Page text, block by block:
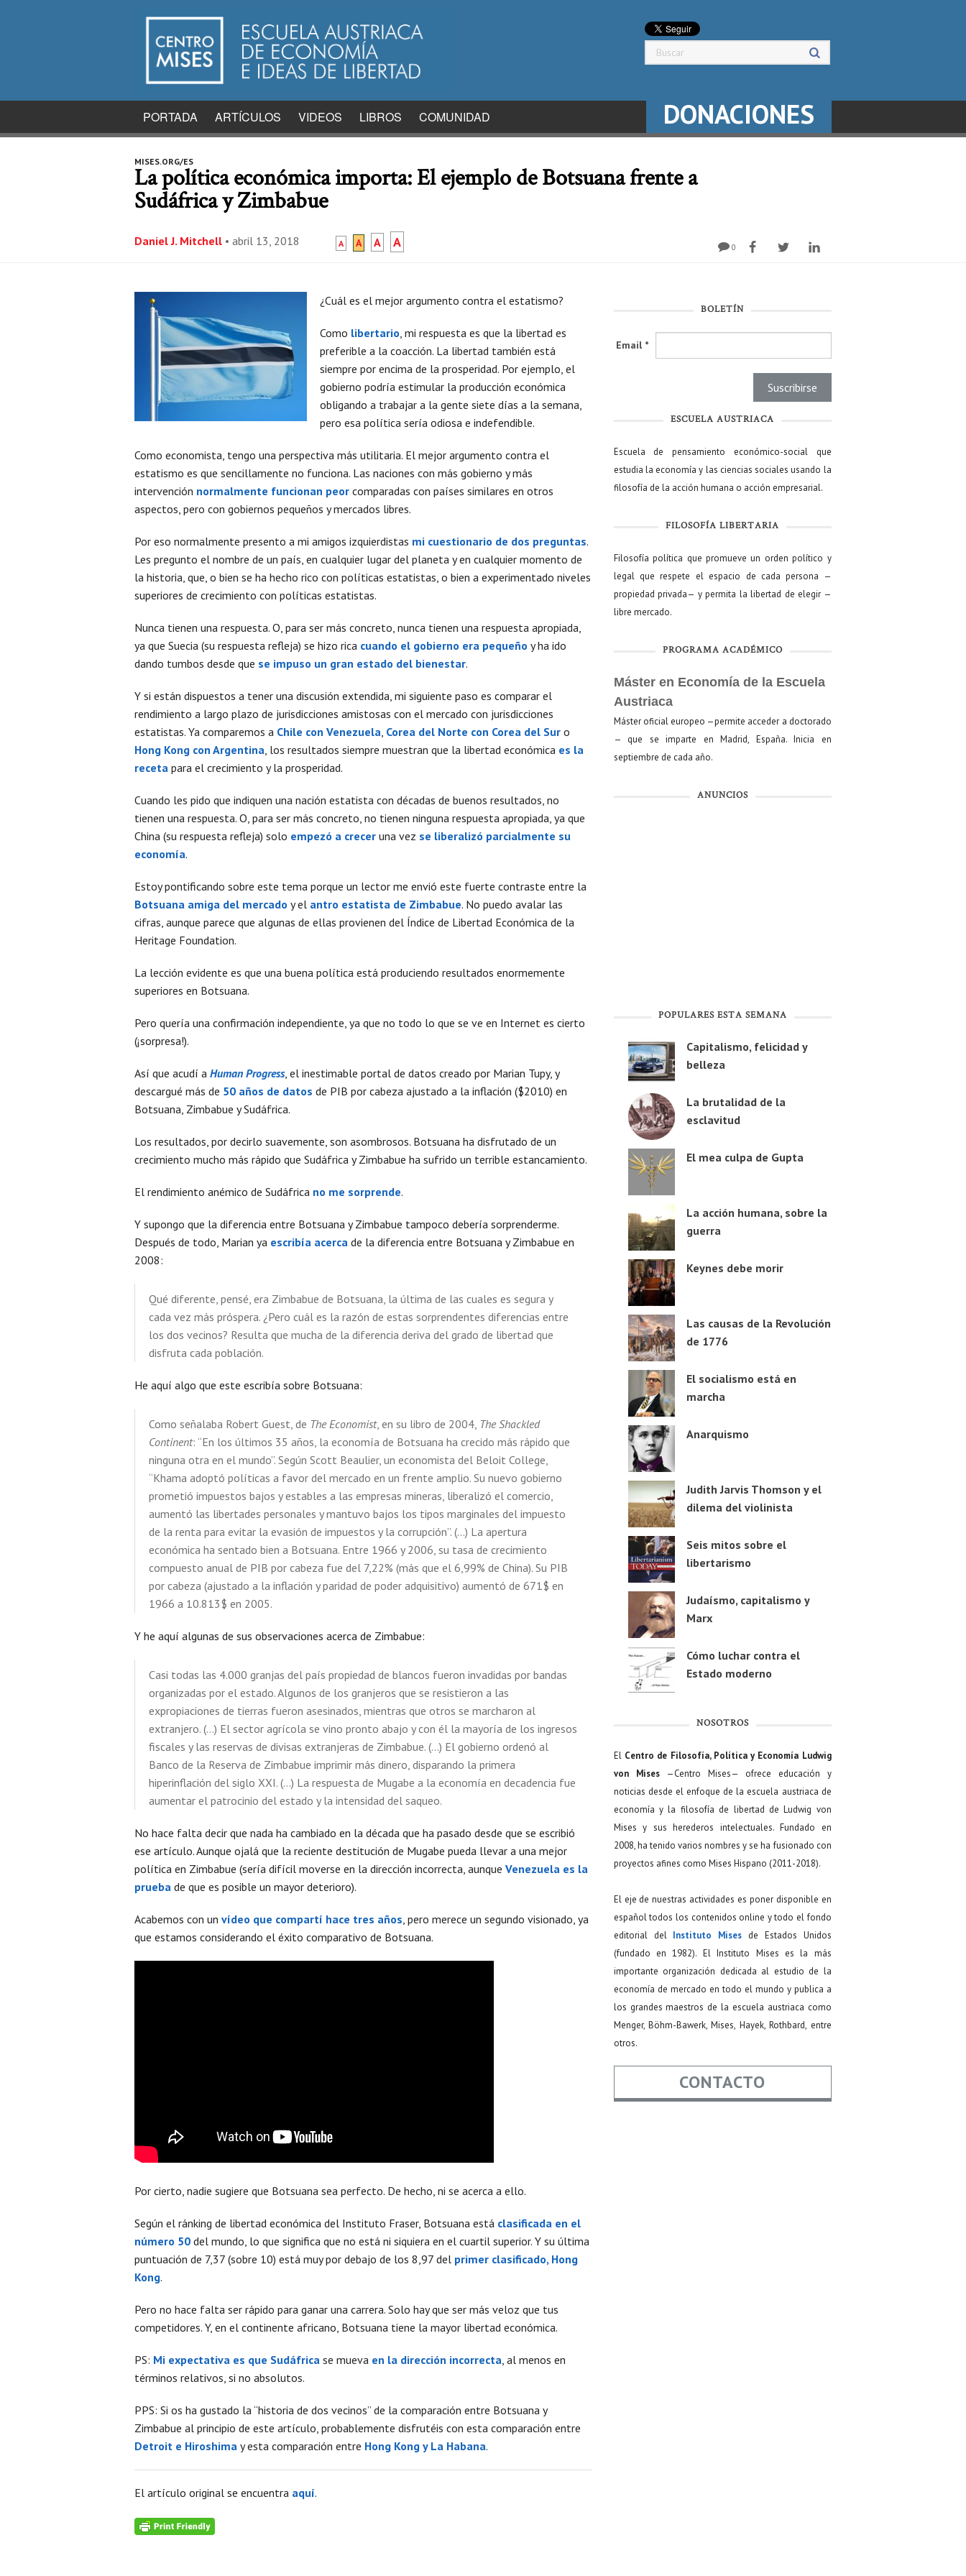
PORTADA ARTÍCULOS VIDEOS LIBROS COMUNIDAD DONACIONES
MISES.ORG/ES
La política económica importa: El ejemplo de Botsuana frente a
Sudáfrica y Zimbabue
Daniel J. Mitchell • abril 13, 2018 A A A A 0
¿Cuál es el mejor argumento contra el estatismo?
Como libertario , mi respuesta es que la libertad es
preferible a la coacción. La libertad también está
siempre por encima de la prosperidad. Por ejemplo, el
gobierno podría estimular la producción económica
obligando a trabajar a la gente siete días a la semana,
pero esa política sería odiosa e indefendible.
Como economista, tengo una perspectiva más utilitaria. El mejor argumento contra el
estatismo es que sencillamente no funciona. Las naciones con más gobierno y más
intervención normalmente funcionan peor comparadas con países similares en otros
aspectos, pero con gobiernos pequeños y mercados libres.
Por eso normalmente presento a mi amigos izquierdistas mi cuestionario de dos preguntas.
Les pregunto el nombre de un país, en cualquier lugar del planeta y en cualquier momento de
la historia, que, o bien se ha hecho rico con políticas estatistas, o bien a experimentado niveles
superiores de crecimiento con políticas estatistas.
Nunca tienen una respuesta. O, para ser más concreto, nunca tienen una respuesta apropiada,
ya que Suecia (su respuesta refleja) se hizo rica cuando el gobierno era pequeño y ha ido
dando tumbos desde que se impuso un gran estado del bienestar.
Y si están dispuestos a tener una discusión extendida, mi siguiente paso es comparar el
rendimiento a largo plazo de jurisdicciones amistosas con el mercado con jurisdicciones
estatistas. Ya comparemos a Chile con Venezuela Corea del Norte con Corea del Sur o
Hong Kong con Argentina , los resultados siempre muestran que la libertad económica es la
receta para el crecimiento y la prosperidad.
Cuando les pido que indiquen una nación estatista con décadas de buenos resultados, no
tienen una respuesta. O, para ser más concreto, no tienen ninguna respuesta apropiada, ya que
China (su respuesta refleja) solo empezó a crecer una vez se liberalizó parcialmente su
economía.
Estoy pontificando sobre este tema porque un lector me envió este fuerte contraste entre la
Botsuana amiga del mercado y el antro estatista de Zimbabue. No puedo avalar las
cifras, aunque parece que algunas de ellas provienen del Índice de Libertad Económica de la
Heritage Foundation.
La lección evidente es que una buena política está produciendo resultados enormemente
superiores en Botsuana.
Pero quería una confirmación independiente, ya que no todo lo que se ve en Internet es cierto
(¡sorpresa!).
Así que acudí a Human Progress, el inestimable portal de datos creado por Marian Tupy, y
descargué más de 50 años de datos de PIB por cabeza ajustado a la inflación ($2010) en
Botsuana, Zimbabue y Sudáfrica.
Los resultados, por decirlo suavemente, son asombrosos. Botsuana ha disfrutado de un
crecimiento mucho más rápido que Sudáfrica y Zimbabue ha sufrido un terrible estancamiento.
El rendimiento anémico de Sudáfrica no me sorprende.
Y supongo que la diferencia entre Botsuana y Zimbabue tampoco debería sorprenderme.
Después de todo, Marian ya escribía acerca de la diferencia entre Botsuana y Zimbabue en
2008:
Qué diferente, pensé, era Zimbabue de Botsuana, la última de las cuales es segura y
cada vez más próspera. ¿Pero cuál es la razón de estas sorprendentes diferencias entre
los dos vecinos? Resulta que mucha de la diferencia deriva del grado de libertad que
disfruta cada población.
He aquí algo que este escribía sobre Botsuana:
Como señalaba Robert Guest, de The Economist, en su libro de 2004, The Shackled
Continent: “En los últimos 35 años, la economía de Botsuana ha crecido más rápido que
ninguna otra en el mundo”. Según Scott Beaulier, un economista del Beloit College,
“Khama adoptó políticas a favor del mercado en un frente amplio. Su nuevo gobierno
prometió impuestos bajos y estables a las empresas mineras, liberalizó el comercio,
aumentó las libertades personales y mantuvo bajos los tipos marginales del impuesto
de la renta para evitar la evasión de impuestos y la corrupción”. (…) La apertura
económica ha sentado bien a Botsuana. Entre 1966 y 2006, su tasa de crecimiento
compuesto anual de PIB por cabeza fue del 7,22% (más que el 6,99% de China). Su PIB
por cabeza (ajustado a la inflación y paridad de poder adquisitivo) aumentó de 671$ en
1966 a 10.813$ en 2005.
Y he aquí algunas de sus observaciones acerca de Zimbabue:
Casi todas las 4.000 granjas del país propiedad de blancos fueron invadidas por bandas
organizadas por el estado. Algunos de los granjeros que se resistieron a las
expropiaciones de tierras fueron asesinados, mientras que otros se marcharon al
extranjero. (…) El sector agrícola se vino pronto abajo y con él la mayoría de los ingresos
fiscales y las reservas de divisas extranjeras de Zimbabue. (…) El gobierno ordenó al
Banco de la Reserva de Zimbabue imprimir más dinero, disparando la primera
hiperinflación del siglo XXI. (…) La respuesta de Mugabe a la economía en decadencia fue
aumentar el patrocinio del estado y la intensidad del saqueo.
No hace falta decir que nada ha cambiado en la década que ha pasado desde que se escribió
ese artículo. Aunque ojalá que la reciente destitución de Mugabe pueda llevar a una mejor
política en Zimbabue (sería difícil moverse en la dirección incorrecta, aunque Venezuela es la
prueba de que es posible un mayor deterioro).
Acabemos con un vídeo que compartí hace tres años , pero merece un segundo visionado, ya
que estamos considerando el éxito comparativo de Botsuana.
Por cierto, nadie sugiere que Botsuana sea perfecto. De hecho, ni se acerca a ello.
Según el ránking de libertad económica del Instituto Fraser, Botsuana está clasificada en el
número 50 del mundo, lo que significa que no está ni siquiera en el cuartil superior. Y su última
puntuación de 7,37 (sobre 10) está muy por debajo de los 8,97 del primer clasificado, Hong
Kong.
Pero no hace falta ser rápido para ganar una carrera. Solo hay que ser más veloz que tus
competidores. Y, en el continente africano, Botsuana tiene la mayor libertad económica.
PS: Mi expectativa es que Sudáfrica se mueva en la dirección incorrecta , al menos en
términos relativos, si no absolutos.
PPS: Si os ha gustado la “historia de dos vecinos” de la comparación entre Botsuana y
Zimbabue al principio de este artículo, probablemente disfrutéis con esta comparación entre
Detroit e Hiroshima y esta comparación entre Hong Kong y La Habana.
El artículo original se encuentra aquí.
BOLETÍN
Email *
ESCUELA AUSTRIACA
Escuela de pensamiento económico-social que
estudia la economía y las ciencias sociales usando la
filosofía de la acción humana o acción empresarial.
FILOSOFÍA LIBERTARIA
Filosofía política que promueve un orden político y
legal que respete el espacio de cada persona —
propiedad privada— y permita la libertad de elegir —
libre mercado.
PROGRAMA ACADÉMICO
Máster en Economía de la Escuela
Austriaca
Máster oficial europeo —permite acceder a doctorado
— que se imparte en Madrid, España. Inicia en
septiembre de cada año.
ANUNCIOS
POPULARES ESTA SEMANA
Capitalismo, felicidad y
belleza
La brutalidad de la
esclavitud
El mea culpa de Gupta
La acción humana, sobre la
guerra
Keynes debe morir
Las causas de la Revolución
de 1776
El socialismo está en
marcha
Anarquismo
Judith Jarvis Thomson y el
dilema del violinista
Seis mitos sobre el
libertarismo
Judaísmo, capitalismo y
Marx
Cómo luchar contra el
Estado moderno
NOSOTROS
El Centro de Filosofía, Política y Economía Ludwig
von Mises—Centro Mises— ofrece educación y
noticias desde el enfoque de la escuela austriaca de
economía y la filosofía de libertad de Ludwig von
Mises y sus herederos intelectuales. Fundado en
2008, ha tenido varios nombres y se ha fusionado con
proyectos afines como Mises Hispano (2011-2018).
El eje de nuestras actividades es poner disponible en
español todos los contenidos online y todo el fondo
editorial del Instituto Mises de Estados Unidos
(fundado en 1982). El Instituto Mises es la más
importante organización dedicada al estudio de la
economía de mercado en todo el mundo y publica a
los grandes maestros de la escuela austriaca como
Menger, Böhm-Bawerk, Mises, Hayek, Rothbard, entre
otros.
CONTACTO